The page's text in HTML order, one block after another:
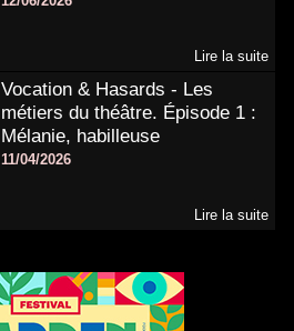
Lire la suite
Vocation & Hasards - Les
métiers du théâtre. Épisode 1 :
Mélanie, habilleuse
11/04/2026
Lire la suite